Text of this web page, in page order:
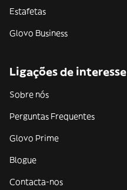
Estafetas
Glovo Business
Ligações de interesse
Sobre nós
Perguntas Frequentes
Glovo Prime
Blogue
Contacta-nos